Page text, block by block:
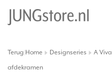
Terug Home Designseries A Viva
afdekramen